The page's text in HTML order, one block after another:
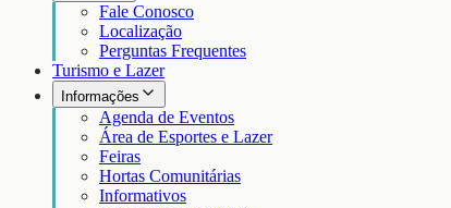
Fale Conosco
Localização
Perguntas Frequentes
Turismo e Lazer
Informações
Agenda de Eventos
Área de Esportes e Lazer
Feiras
Hortas Comunitárias
Informativos